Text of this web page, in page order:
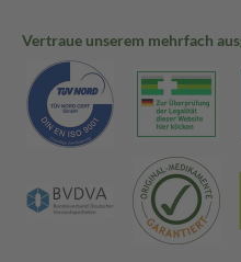
Vertraue unserem mehrfach